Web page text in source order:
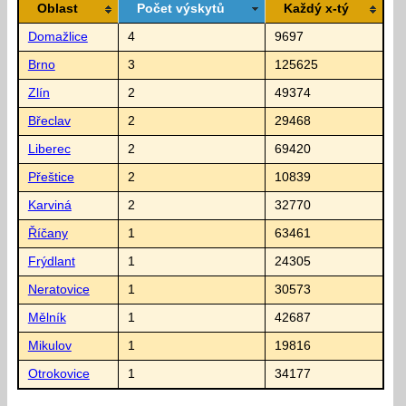
Oblast Počet výskytů Každý x-tý
Domažlice 4 9697
Brno 3 125625
Zlín 2 49374
Břeclav 2 29468
Liberec 2 69420
Přeštice 2 10839
Karviná 2 32770
Říčany 1 63461
Frýdlant 1 24305
Neratovice 1 30573
Mělník 1 42687
Mikulov 1 19816
Otrokovice 1 34177